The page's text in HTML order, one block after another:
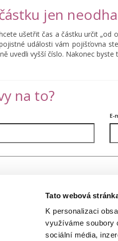
Tato webová
K personalizaci
využíváme soubory
sociální média,
jen
ušetřit čas a částku určit „od
události vám pojišťovna
uvedli vyšší číslo. Nakonec
na to?
E-